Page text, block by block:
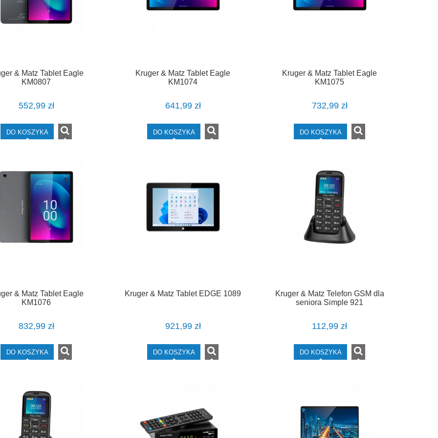
& Matz Tablet Eagle
KM0807
552,99 zł
DO KOSZYKA
Kruger & Matz Tablet Eagle
KM1074
641,99 zł
DO KOSZYKA
Kruger & Matz Tablet Eagle
KM1075
732,99 zł
DO KOSZYKA
& Matz Tablet Eagle
KM1076
832,99 zł
DO KOSZYKA
Kruger & Matz Tablet EDGE 1089
921,99 zł
DO KOSZYKA
Kruger & Matz Telefon GSM dla
seniora Simple 921
112,99 zł
DO KOSZYKA